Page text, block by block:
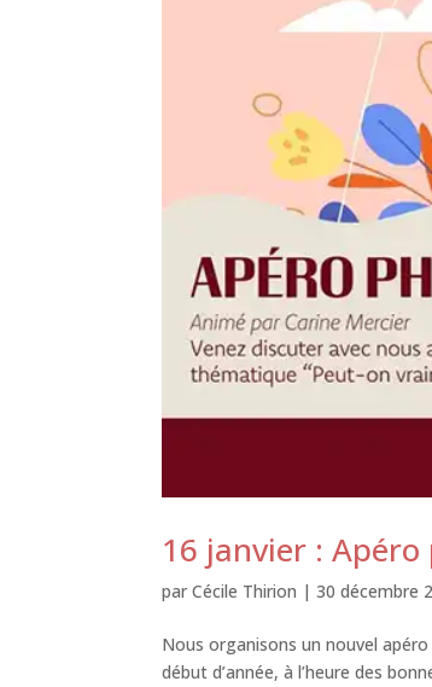
16 janvier : Apéro
parCécile Thirion |30 décembre
Nous organisons un nouvel
début d’année, à l’heure des